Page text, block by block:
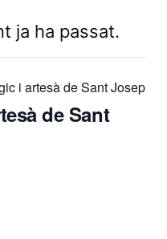
ja ha passat.
i artesà de Sant Josep
de Sant